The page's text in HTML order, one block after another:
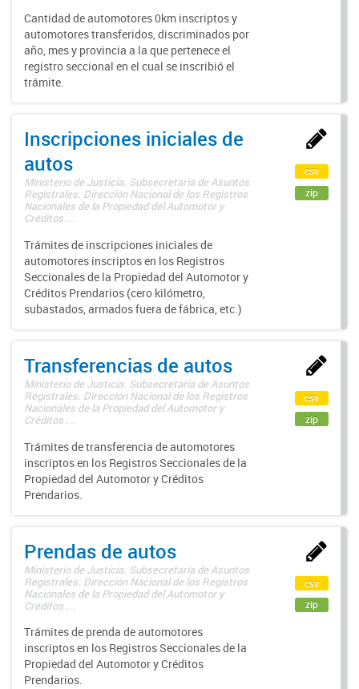
Cantidad de automotores 0km inscriptos y
automotores transferidos, discriminados por
año, mes y provincia a la que pertenece el
registro seccional en el cual se inscribió el
trámite.
Inscripciones iniciales de
autos
Ministerio de Justicia. Subsecretaría de Asuntos
Registrales. Dirección Nacional de los Registros
Nacionales de la Propiedad del Automotor y
Créditos ...
Trámites de inscripciones iniciales de
automotores inscriptos en los Registros
Seccionales de la Propiedad del Automotor y
Créditos Prendarios (cero kilómetro,
subastados, armados fuera de fábrica, etc.)
csv
zip
Transferencias de autos
Ministerio de Justicia. Subsecretaría de Asuntos
Registrales. Dirección Nacional de los Registros
Nacionales de la Propiedad del Automotor y
Créditos ...
Trámites de transferencia de automotores
inscriptos en los Registros Seccionales de la
Propiedad del Automotor y Créditos
Prendarios.
csv
zip
Prendas de autos
Ministerio de Justicia. Subsecretaría de Asuntos
Registrales. Dirección Nacional de los Registros
Nacionales de la Propiedad del Automotor y
Créditos ...
Trámites de prenda de automotores
inscriptos en los Registros Seccionales de la
Propiedad del Automotor y Créditos
Prendarios.
csv
zip